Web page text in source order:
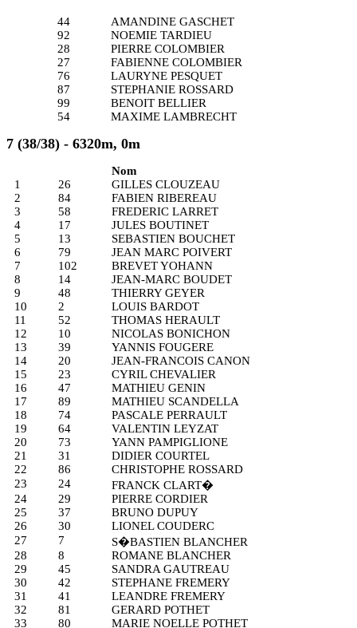
44
AMANDINE GASCHET
92
NOEMIE TARDIEU
28
PIERRE COLOMBIER
27
FABIENNE COLOMBIER
76
LAURYNE PESQUET
87
STEPHANIE ROSSARD
99
BENOIT BELLIER
54
MAXIME LAMBRECHT
7 (38/38) - 6320m, 0m
Nom
1
26
GILLES CLOUZEAU
2
84
FABIEN RIBEREAU
3
58
FREDERIC LARRET
4
17
JULES BOUTINET
5
13
SEBASTIEN BOUCHET
6
79
JEAN MARC POIVERT
7
102
BREVET YOHANN
8
14
JEAN-MARC BOUDET
9
48
THIERRY GEYER
10
2
LOUIS BARDOT
11
52
THOMAS HERAULT
12
10
NICOLAS BONICHON
13
39
YANNIS FOUGERE
14
20
JEAN-FRANCOIS CANON
15
23
CYRIL CHEVALIER
16
47
MATHIEU GENIN
17
89
MATHIEU SCANDELLA
18
74
PASCALE PERRAULT
19
64
VALENTIN LEYZAT
20
73
YANN PAMPIGLIONE
21
31
DIDIER COURTEL
22
86
CHRISTOPHE ROSSARD
23
24
FRANCK CLART�
24
29
PIERRE CORDIER
25
37
BRUNO DUPUY
26
30
LIONEL COUDERC
27
7
S�BASTIEN BLANCHER
28
8
ROMANE BLANCHER
29
45
SANDRA GAUTREAU
30
42
STEPHANE FREMERY
31
41
LEANDRE FREMERY
32
81
GERARD POTHET
33
80 MARIE NOELLE POTHET